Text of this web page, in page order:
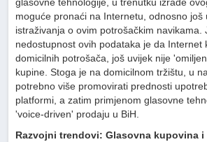
glasovne tehnologije, u trenutku izrade
moguće pronaći na Internetu, odnosno još
istraživanja o ovim potrošačkim navikama.
nedostupnost ovih podataka je da Internet
domicilnih potrošača, još uvijek nije
kupine. Stoga je na domicilnom tržištu, u
potrebno više promovirati prednosti
platformi, a zatim primjenom glasovne
'voice-driven' prodaju u BiH.
Razvojni trendovi: Glasovna kupovina i